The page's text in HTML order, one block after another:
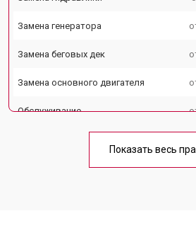
Замена генератора
Замена беговых дек
Замена основного двигателя
Обслуживание
Замена блока питания
Показать весь